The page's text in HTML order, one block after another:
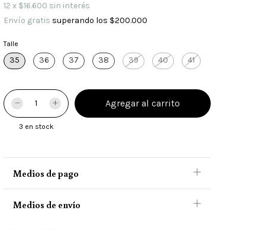
12 x $16.600 sin interés
Envío gratis superando los $200.000
Talle
35 36 37 38 39 40 41
3 en stock
Medios de pago
Medios de envío